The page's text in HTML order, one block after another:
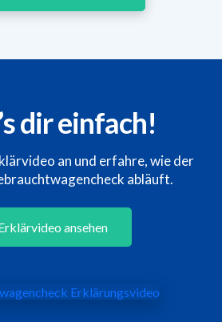
dir einfach!
an und erfahre, wie der
abläuft.
ansehen